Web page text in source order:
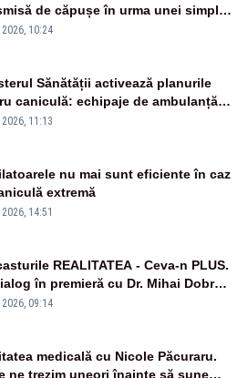
de căpușe în urma unei simple
10:24
Sănătății activează planurile
caniculă: echipaje de ambulanță
stocuri de medicamente
11:13
nu mai sunt eficiente în caz
extremă
14:51
REALITATEA - Ceva-n PLUS.
în premieră cu Dr. Mihai Dobra –
09:14
medicală cu Nicole Păcuraru.
ne trezim uneori înainte să sune